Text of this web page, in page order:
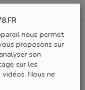
de Conflans -
nous permet
proposons sur
son
sur les
Nous ne